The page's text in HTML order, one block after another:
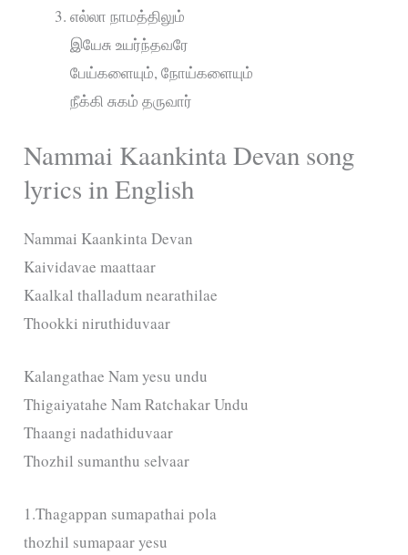
எல்லா நாமத்திலும்
இயேசு உயர்ந்தவரே
பேய்களையும், நோய்களையும்
நீக்கி சுகம் தருவார்
Nammai Kaankinta Devan song
lyrics in English
Nammai Kaankinta Devan
Kaividavae maattaar
Kaalkal thalladum nearathilae
Thookki niruthiduvaar
Kalangathae Nam yesu undu
Thigaiyatahe Nam Ratchakar Undu
Thaangi nadathiduvaar
Thozhil sumanthu selvaar
1.Thagappan sumapathai pola
thozhil sumapaar yesu